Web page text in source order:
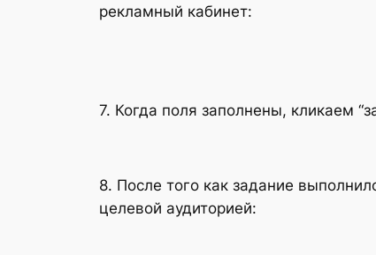
рекламный кабинет:
7. Когда поля заполнены, кликаем
8. После того как задание
целевой аудиторией: